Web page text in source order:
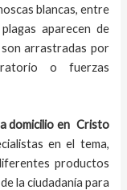
blancas, entre
aparecen de
arrastradas por
o fuerzas
domicilio en Cristo
en el tema,
productos
la ciudadanía para